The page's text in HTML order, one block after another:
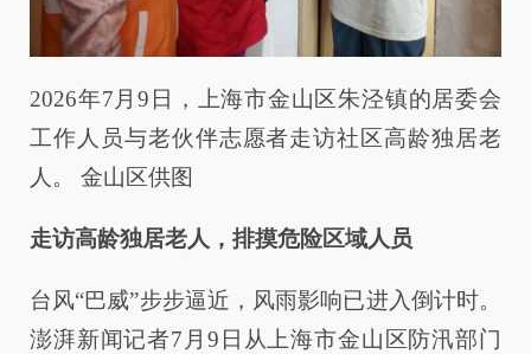
2026年7月9日，上海市金山区朱泾镇的居委会
工作人员与老伙伴志愿者走访社区高龄独居老
人。 金山区供图
走访高龄独居老人，排摸危险区域人员
台风“巴威”步步逼近，风雨影响已进入倒计时。
澎湃新闻记者7月9日从上海市金山区防汛部门